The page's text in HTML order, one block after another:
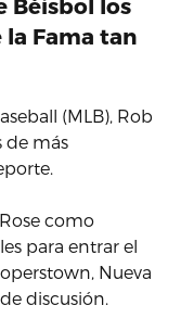
Béisbol los
la Fama tan
(MLB), Rob
de más
como
para entrar el
Nueva
discusión.